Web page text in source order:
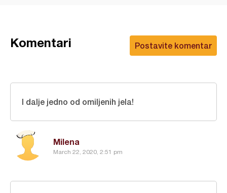
Postavite komentar
Komentari
Milena
March 22, 2020, 2:51 pm
I dalje jedno od omiljenih jela!